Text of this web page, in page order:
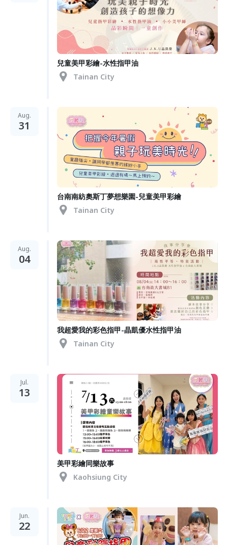
兒童美甲彩繪-水性指甲油
Tainan City
Aug.
31
台南南紡奧斯丁夢想樂園-兒童美甲彩繪
Tainan City
Aug.
04
我超愛我的彩色指甲-晶凱優水性指甲油
Tainan City
Jul.
13
美甲彩繪同樂故事
Kaohsiung City
Jun.
22